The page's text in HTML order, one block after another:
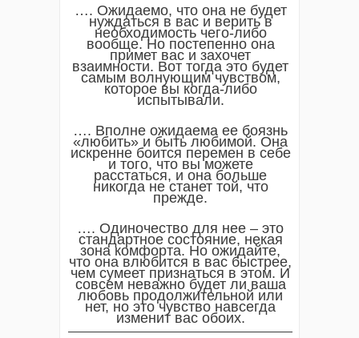
…. Ожидаемо, что она не будет
нуждаться в вас и верить в
необходимость чего-либо
вообще. Но постепенно она
примет вас и захочет
взаимности. Вот тогда это будет
самым волнующим чувством,
которое вы когда-либо
испытывали.
…. Вполне ожидаема ее боязнь
«любить» и быть любимой. Она
искренне боится перемен в себе
и того, что вы можете
расстаться, и она больше
никогда не станет той, что
прежде.
…. Одиночество для нее – это
стандартное состояние, некая
зона комфорта. Но ожидайте,
что она влюбится в вас быстрее,
чем сумеет признаться в этом. И
совсем неважно будет ли ваша
любовь продолжительной или
нет, но это чувство навсегда
изменит вас обоих.